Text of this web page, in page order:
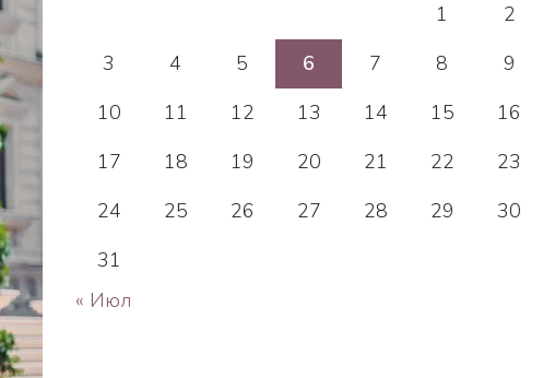
1
2
3
4 5 6 7 8
9
10
11 12 13 14 15
16
17
18 19 20 21 22
23
24
25 26 27 28 29
30
31
« Июл